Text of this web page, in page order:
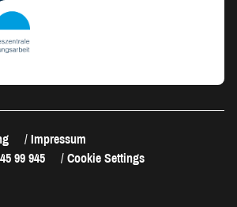
Impressum
99 945
Cookie Settings